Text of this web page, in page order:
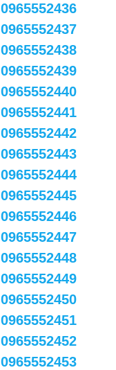
0965552436
0965552437
0965552438
0965552439
0965552440
0965552441
0965552442
0965552443
0965552444
0965552445
0965552446
0965552447
0965552448
0965552449
0965552450
0965552451
0965552452
0965552453